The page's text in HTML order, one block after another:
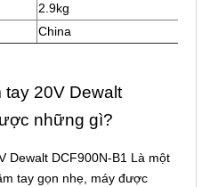
2.9kg
China
tay 20V Dewalt
những gì?
Dewalt DCF900N-B1 Là một
tay gọn nhẹ, máy được